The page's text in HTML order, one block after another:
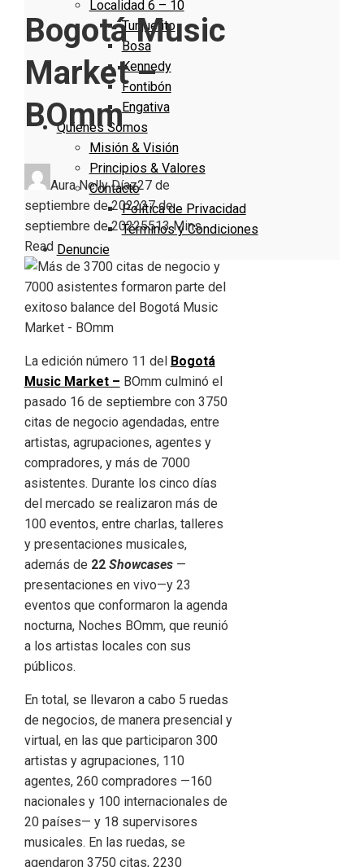
Localidad 6 – 10
Tunjuelito
Bosa
Kennedy
Fontibón
Engativa
Quienes Somos
Misión & Visión
Principios & Valores
Contacto
Política de Privacidad
Términos y Condiciones
Denuncie
Bogotá Music
Market –
BOmm
Aura Nelly Díaz27 de
septiembre de 202227 de
septiembre de 20225513 Mins
Read
La edición número 11 del Bogotá
Music Market – BOmm culminó el
pasado 16 de septiembre con 3750
citas de negocio agendadas, entre
artistas, agrupaciones, agentes y
compradores, y más de 7000
asistentes. Durante los cinco días
del mercado se realizaron más de
100 eventos, entre charlas, talleres
y presentaciones musicales,
además de 22 Showcases —
presentaciones en vivo—y 23
eventos que conformaron la agenda
nocturna, Noches BOmm, que reunió
a los artistas locales con sus
públicos.
En total, se llevaron a cabo 5 ruedas
de negocios, de manera presencial y
virtual, en las que participaron 300
artistas y agrupaciones, 110
agentes, 260 compradores —160
nacionales y 100 internacionales de
20 países— y 18 supervisores
musicales. En las ruedas, se
agendaron 3750 citas, 2230